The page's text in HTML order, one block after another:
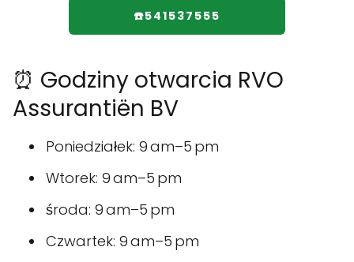
☎️541537555
⏰ Godziny otwarcia RVO
Assurantiën BV
Poniedziałek: 9 am–5 pm
Wtorek: 9 am–5 pm
środa: 9 am–5 pm
Czwartek: 9 am–5 pm